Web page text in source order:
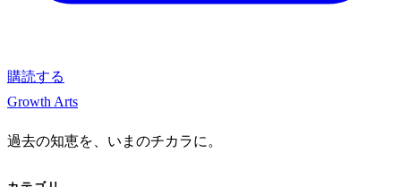
購読する
Growth Arts
過去の知恵を、いまのチカラに。